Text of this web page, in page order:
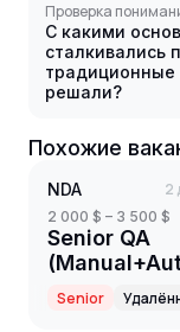
Проверка
С какими
сталкивались
традиционные
решали?
Похожие
NDA 2
2 000 $ – 3 500 $
Senior QA
Senior